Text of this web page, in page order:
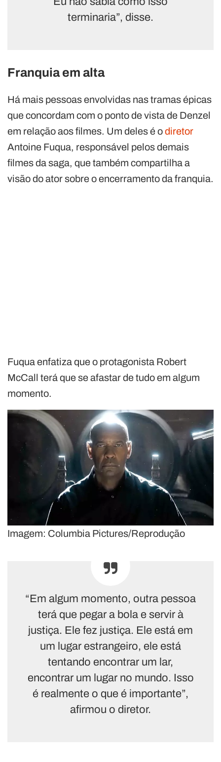
terminaria”, disse.
Franquia em alta
Há mais pessoas envolvidas nas tramas épicas
que concordam com o ponto de vista de Denzel
em relação aos filmes. Um deles é odiretor
Antoine Fuqua, responsável pelos demais
filmes da saga, que também compartilha a
visão do ator sobre o encerramento da franquia.
Fuqua enfatiza que o protagonista Robert
McCall terá que se afastar de tudo em algum
momento.
Imagem: Columbia Pictures/Reprodução
“Em algum momento, outra pessoa
terá que pegar a bola e servir à
justiça. Ele fez justiça. Ele está em
um lugar estrangeiro, ele está
tentando encontrar um lar,
encontrar um lugar no mundo. Isso
é realmente o que é importante”,
afirmou o diretor.